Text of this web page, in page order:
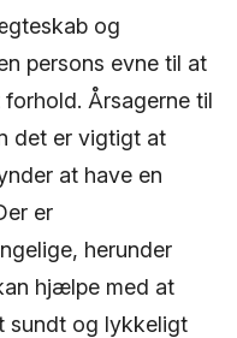
og
persons evne til at
Årsagerne til
det er vigtigt at
at have en
er
herunder
hjælpe med at
sundt og lykkeligt